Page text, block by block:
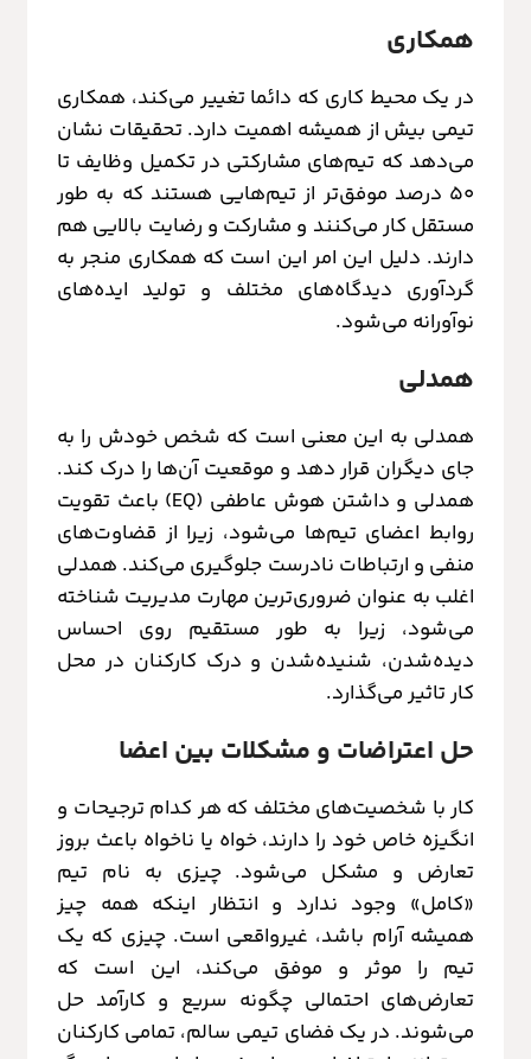
همکاری
در یک محیط کاری که دائما تغییر می‌کند، همکاری
تیمی بیش از همیشه اهمیت دارد. تحقیقات نشان
می‌دهد که تیم‌های مشارکتی در تکمیل وظایف تا
50 درصد موفق‌تر از تیم‌هایی هستند که به طور
مستقل کار می‌کنند و مشارکت و رضایت بالایی هم
دارند. دلیل این امر این است که همکاری منجر به
گردآوری دیدگاه‌های مختلف و تولید ایده‌های
نوآورانه می‌شود.
همدلی
همدلی به این معنی است که شخص خودش را به
جای دیگران قرار دهد و موقعیت آن‌ها را درک کند.
همدلی و داشتن هوش عاطفی (EQ) باعث تقویت
روابط اعضای تیم‌ها می‌شود، زیرا از قضاوت‌های
منفی و ارتباطات نادرست جلوگیری می‌کند. همدلی
اغلب به ‌عنوان ضروری‌ترین مهارت مدیریت شناخته
می‌شود، زیرا به طور مستقیم روی احساس
دیده‌شدن، شنیده‌شدن و درک کارکنان در محل
کار تاثیر می‌گذارد.
حل اعتراضات و مشکلات بین اعضا
کار با شخصیت‌های مختلف که هر کدام ترجیحات و
انگیزه خاص خود را دارند، خواه یا ناخواه باعث بروز
تعارض و مشکل می‌شود. چیزی به نام تیم
«کامل» وجود ندارد و انتظار اینکه همه چیز
همیشه آرام باشد، غیرواقعی است. چیزی که یک
تیم را موثر و موفق می‌کند، این است که
تعارض‌های احتمالی چگونه سریع و کارآمد حل
می‌شوند. در یک فضای تیمی سالم، تمامی کارکنان